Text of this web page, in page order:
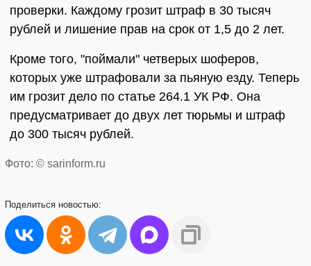
проверки. Каждому грозит штраф в 30 тысяч
рублей и лишение прав на срок от 1,5 до 2 лет.
Кроме того, "поймали" четверых шоферов,
которых уже штрафовали за пьяную езду. Теперь
им грозит дело по статье 264.1 УК РФ. Она
предусматривает до двух лет тюрьмы и штраф
до 300 тысяч рублей.
Фото: © sarinform.ru
Поделиться новостью: